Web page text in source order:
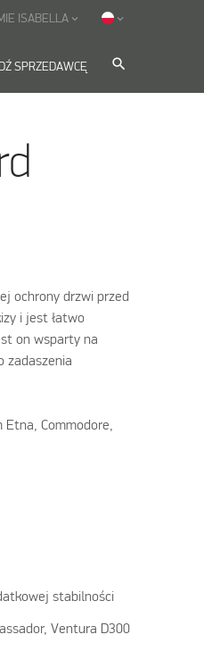
SPRZEDAWCĘ search
ISABELLAkeyboard_arrow_down keyboard_arrow_down
ochrony drzwi przed
i jest łatwo
on wsparty na
zadaszenia
Commodore,
stabilności
Ventura D300